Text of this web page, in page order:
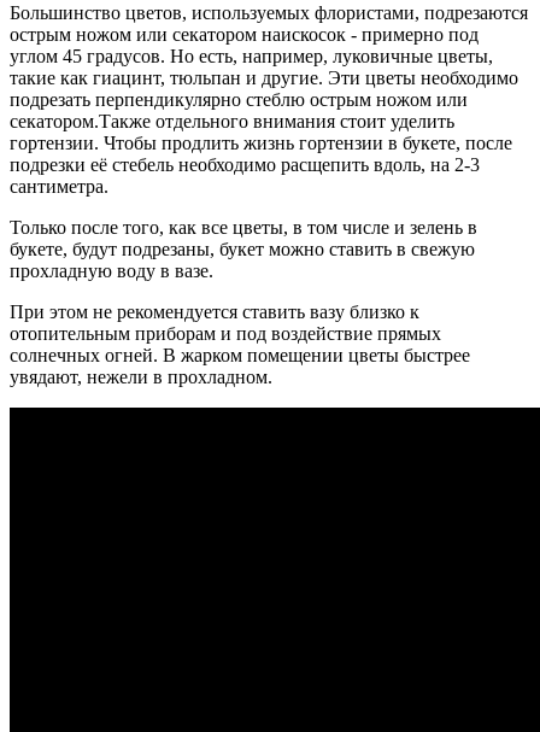
Большинство цветов, используемых флористами, подрезаются
острым ножом или секатором наискосок - примерно под
углом 45 градусов. Но есть, например, луковичные цветы,
такие как гиацинт, тюльпан и другие. Эти цветы необходимо
подрезать перпендикулярно стеблю острым ножом или
секатором.Также отдельного внимания стоит уделить
гортензии. Чтобы продлить жизнь гортензии в букете, после
подрезки её стебель необходимо расщепить вдоль, на 2-3
сантиметра.
Только после того, как все цветы, в том числе и зелень в
букете, будут подрезаны, букет можно ставить в свежую
прохладную воду в вазе.
При этом не рекомендуется ставить вазу близко к
отопительным приборам и под воздействие прямых
солнечных огней. В жарком помещении цветы быстрее
увядают, нежели в прохладном.